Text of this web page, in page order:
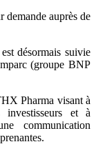
demande auprès de
désormais suivie
(groupe BNP
Pharma visant à
investisseurs et à
communication